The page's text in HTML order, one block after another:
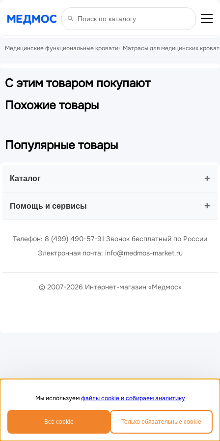
Главная Избранное
0
Корзина Телефон MAX
Медицинские функциональные кровати Матрасы для медицинских
С этим товаром покупают
Похожие товары
Популярные товары
Каталог +
Помощь и сервисы +
Телефон: 8 (499) 490-57-91 Звонок бесплатный по России
Электронная почта: info@medmos-market.ru
© 2007-2026 Интернет-магазин «Медмос»
Мы используемфайлы cookie и собираем аналитику
Все cookie Только обязательные cookie